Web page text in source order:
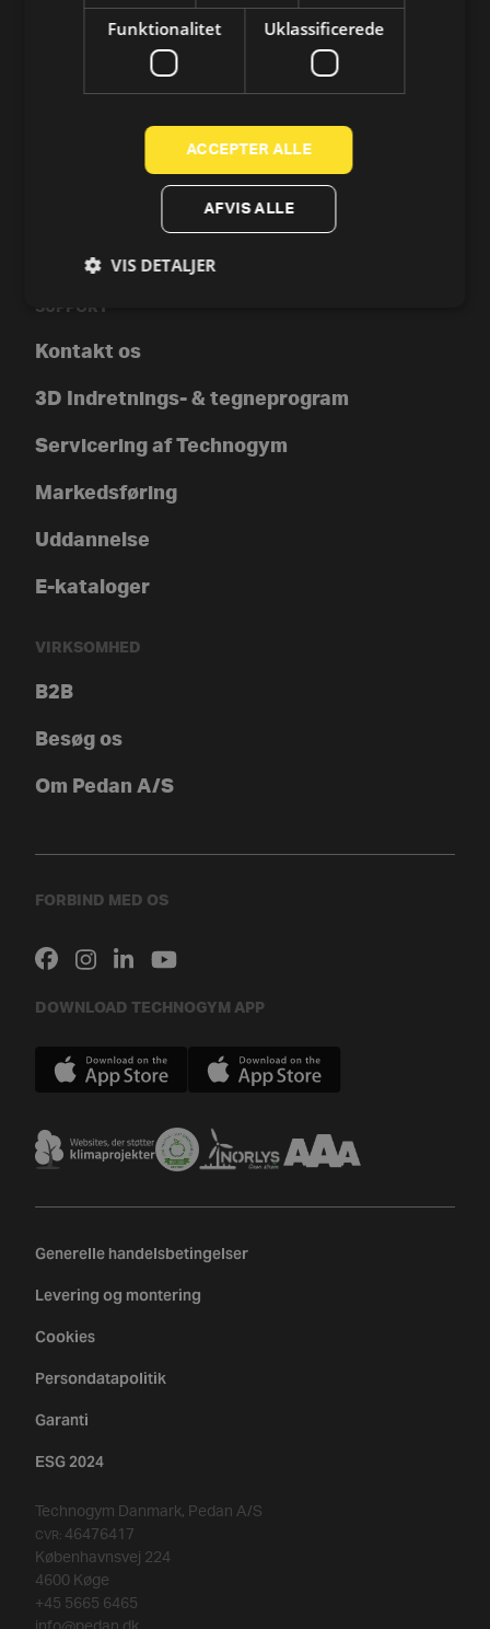
Crosstrainer og elliptical
Technogym-app
SUPPORT
Kontakt os
3D Indretnings- & tegneprogram
Servicering af Technogym
Markedsføring
Uddannelse
E-kataloger
VIRKSOMHED
B2B
Besøg os
Om Pedan A/S
FORBIND MED OS
DOWNLOAD TECHNOGYM APP
Generelle handelsbetingelser
Levering og montering
Cookies
Persondatapolitik
Garanti
ESG 2024
Technogym Danmark, Pedan A/S
CVR: 46476417
Københavnsvej 224
4600 Køge
+45 5665 6465
Funktionalitet Uklassificerede
ACCEPTER ALLE
AFVIS ALLE
VIS DETALJER